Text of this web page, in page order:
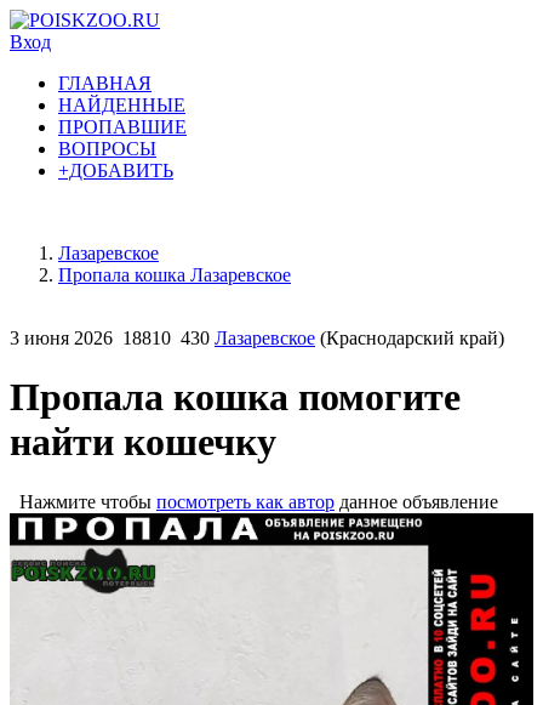
Вход
ГЛАВНАЯ
НАЙДЕННЫЕ
ПРОПАВШИЕ
ВОПРОСЫ
+ДОБАВИТЬ
Лазаревское
Пропала кошка Лазаревское
3 июня 2026 18810 430 Лазаревское (Краснодарский край)
Пропала кошка помогите
найти кошечку
Нажмите чтобы посмотреть как автор данное объявление